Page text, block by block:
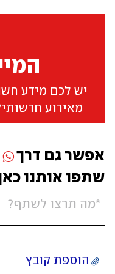
יש לכם מידע
מאירוע
שתפו אותנו
הוספת קובץ
אפשר גם דרך